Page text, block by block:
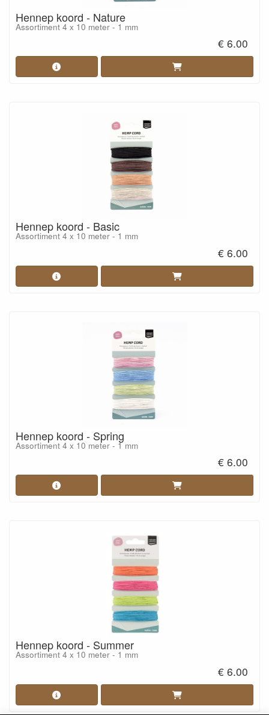
Hennep koord - Nature
Assortiment 4 x 10 meter - 1 mm
€ 6.00
Hennep koord - Basic
Assortiment 4 x 10 meter - 1 mm
€ 6.00
Hennep koord - Spring
Assortiment 4 x 10 meter - 1 mm
€ 6.00
Hennep koord - Summer
Assortiment 4 x 10 meter - 1 mm
€ 6.00